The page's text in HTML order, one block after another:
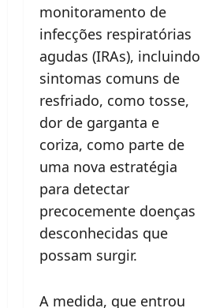
monitoramento de
infecções respiratórias
agudas (IRAs), incluindo
sintomas comuns de
resfriado, como tosse,
dor de garganta e
coriza, como parte de
uma nova estratégia
para detectar
precocemente doenças
desconhecidas que
possam surgir.
A medida, que entrou